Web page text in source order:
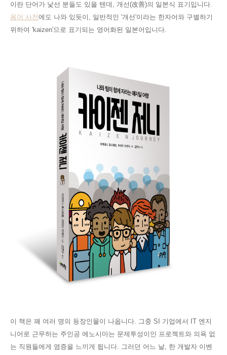
이란 단어가 낯선 분들도 있을 텐데, 개선(改善)의 일본식 표기입니다.
용어 사전에도 나와 있듯이, 일반적인 '개선'이라는 한자어와 구별하기
위하여 'kaizen'으로 표기되는 영어화된 일본어입니다.
이 책은 꽤 여러 명의 등장인물이 나옵니다. 그중 SI 기업에서 IT 엔지
니어로 근무하는 주인공 에노시마는 문제투성이인 프로젝트와 의욕 없
는 직원들에게 염증을 느끼게 됩니다. 그러던 어느 날, 한 개발자 이벤